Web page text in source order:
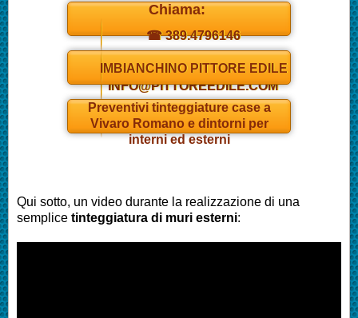
Chiama:
☎ 389.4796146
Daniel
INFO@PITTOREEDILE.COM
IMBIANCHINO PITTORE EDILE
Preventivi tinteggiature case a
Vivaro Romano e dintorni per
interni ed esterni
Qui sotto, un video durante la realizzazione di una
semplice tinteggiatura di muri esterni: